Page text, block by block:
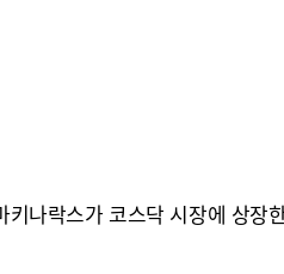
키나락스가 코스닥 시장에 상